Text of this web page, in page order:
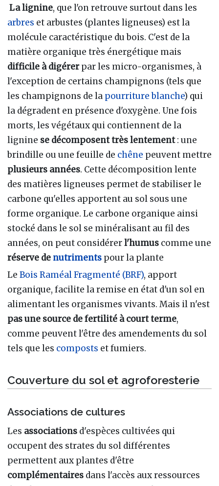
La lignine, que l'on retrouve surtout dans les
arbres et arbustes (plantes ligneuses) est la
molécule caractéristique du bois. C'est de la
matière organique très énergétique mais
difficile à digérerpar les micro-organismes, à
l'exception de certains champignons (tels que
les champignons de la pourriture blanche) qui
la dégradent en présence d'oxygène. Une fois
morts, les végétaux qui contiennent de la
lignine se décomposent très lentement : une
brindille ou une feuille de chêne peuvent mettre
plusieurs années. Cette décomposition lente
des matières ligneuses permet de stabiliser le
carbone qu'elles apportent au sol sous une
forme organique. Le carbone organique ainsi
stocké dans le sol se minéralisant au fil des
années, on peut considérerl'humus comme une
réserve de nutriments pour la plante
Le Bois Raméal Fragmenté (BRF), apport
organique, facilite la remise en état d'un sol en
alimentant les organismes vivants. Mais il n'est
pas une source de fertilité à court terme,
comme peuvent l'être des amendements du sol
tels que les composts et fumiers.
Couverture du sol et agroforesterie
Associations de cultures
Les associations d'espèces cultivées qui
occupent des strates du sol différentes
permettent aux plantes d'être
complémentaires dans l'accès aux ressources